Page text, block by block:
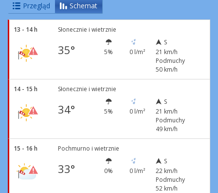
Przegląd Schemat
13 - 14 h Słonecznie i wietrznie
35° 5% 0 l/m²
S
21 km/h
Podmuchy
50 km/h
14 - 15 h Słonecznie i wietrznie
34° 5% 0 l/m²
S
21 km/h
Podmuchy
49 km/h
15 - 16 h Pochmurno i wietrznie
33° 0% 0 l/m²
S
22 km/h
Podmuchy
52 km/h